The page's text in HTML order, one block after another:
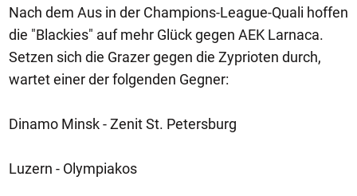
Nach dem Aus in der Champions-League-Quali hoffen
die "Blackies" auf mehr Glück gegen AEK Larnaca.
Setzen sich die Grazer gegen die Zyprioten durch,
wartet einer der folgenden Gegner:
Dinamo Minsk - Zenit St. Petersburg
Luzern - Olympiakos